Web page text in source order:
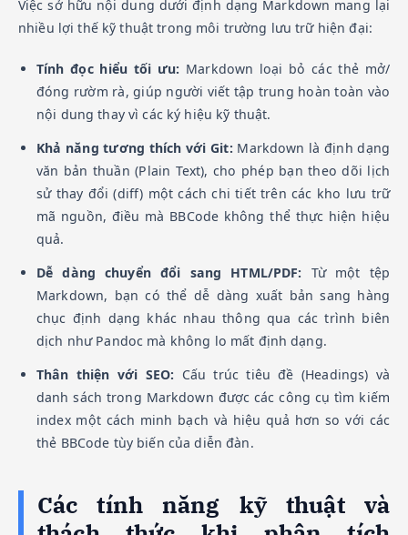
Việc sở hữu nội dung dưới định dạng Markdown mang lại
nhiều lợi thế kỹ thuật trong môi trường lưu trữ hiện đại:
Tính đọc hiểu tối ưu: Markdown loại bỏ các thẻ mở/
đóng rườm rà, giúp người viết tập trung hoàn toàn vào
nội dung thay vì các ký hiệu kỹ thuật.
Khả năng tương thích với Git: Markdown là định dạng
văn bản thuần (Plain Text), cho phép bạn theo dõi lịch
sử thay đổi (diff) một cách chi tiết trên các kho lưu trữ
mã nguồn, điều mà BBCode không thể thực hiện hiệu
quả.
Dễ dàng chuyển đổi sang HTML/PDF: Từ một tệp
Markdown, bạn có thể dễ dàng xuất bản sang hàng
chục định dạng khác nhau thông qua các trình biên
dịch như Pandoc mà không lo mất định dạng.
Thân thiện với SEO: Cấu trúc tiêu đề (Headings) và
danh sách trong Markdown được các công cụ tìm kiếm
index một cách minh bạch và hiệu quả hơn so với các
thẻ BBCode tùy biến của diễn đàn.
Các tính năng kỹ thuật và